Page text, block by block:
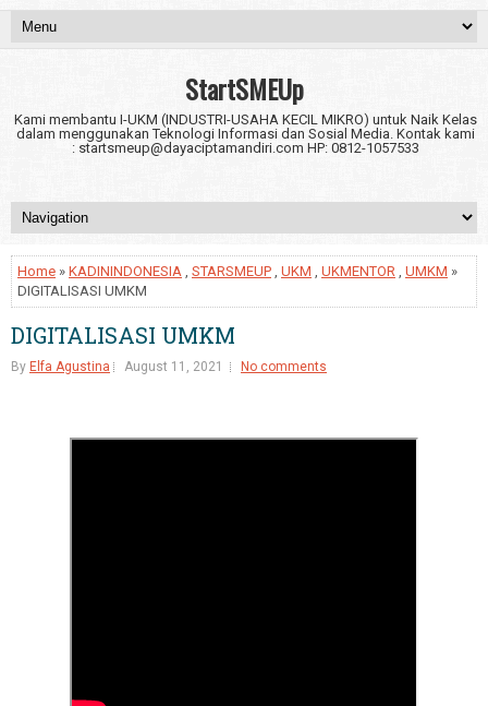
StartSMEUp
Kami membantu I-UKM (INDUSTRI-USAHA KECIL MIKRO) untuk Naik Kelas
dalam menggunakan Teknologi Informasi dan Sosial Media. Kontak kami
: startsmeup@dayaciptamandiri.com HP: 0812-1057533
Home » KADININDONESIA , STARSMEUP , UKM , UKMENTOR , UMKM »
DIGITALISASI UMKM
DIGITALISASI UMKM
By Elfa Agustina August 11, 2021 No comments